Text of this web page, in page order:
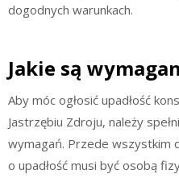
dogodnych warunkach.
Jakie są
Aby móc ogłosić upadłość
Jastrzębiu Zdroju, należy
wymagań. Przede wszystkim
o upadłość musi być osobą